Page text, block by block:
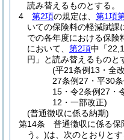
読み替えるものとする。
4
第2項の規定は、 第1項
いての保険料の軽減賦課
での各年度における保険
において、 第2項中「
円」と読み替えるものと
(平21条例13・全
27条例27・平30
15・令2条例27・
12・一部改正)
(普通徴収に係る納期)
第14条
普通徴収に係る保
う。)は、次のとおりとす